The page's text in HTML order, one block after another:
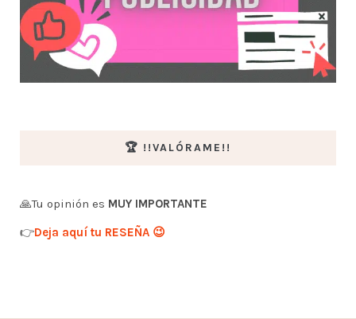
🏆 !!VALÓRAME!!
🙏Tu opinión es MUY IMPORTANTE
👉Deja aquí tu RESEÑA 😉